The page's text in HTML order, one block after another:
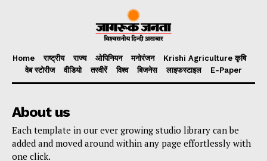
Home राष्ट्रीय राज्य ओपिनियन मनोरंजन
Krishi Agriculture कृषि
वेब स्टोरीज
वीडियो तस्वीरें विश्व बिजनेस लाइफस्टाइल E-Paper
About us
Each template in our ever growing studio library can be
added and moved around within any page effortlessly with
one click.